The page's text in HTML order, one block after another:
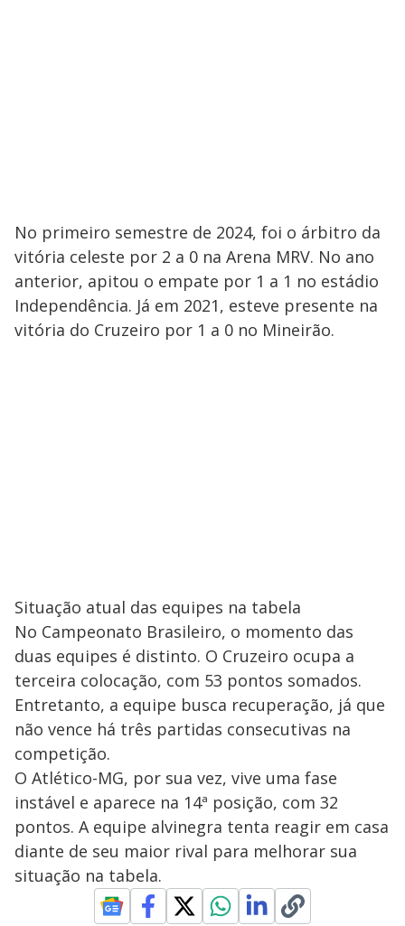
No primeiro semestre de 2024, foi o árbitro da
vitória celeste por 2 a 0 na Arena MRV. No ano
anterior, apitou o empate por 1 a 1 no estádio
Independência. Já em 2021, esteve presente na
vitória do Cruzeiro por 1 a 0 no Mineirão.
Situação atual das equipes na tabela
No Campeonato Brasileiro, o momento das
duas equipes é distinto. O Cruzeiro ocupa a
terceira colocação, com 53 pontos somados.
Entretanto, a equipe busca recuperação, já que
não vence há três partidas consecutivas na
competição.
O Atlético-MG, por sua vez, vive uma fase
instável e aparece na 14ª posição, com 32
pontos. A equipe alvinegra tenta reagir em casa
diante de seu maior rival para melhorar sua
situação na tabela.